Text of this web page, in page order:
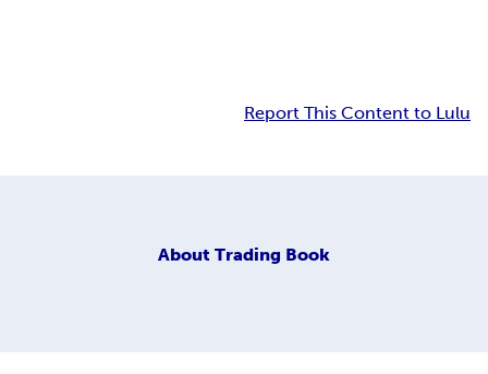
Report This Content to Lulu
About Trading Book